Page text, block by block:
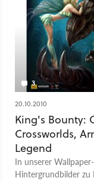
3
20.10.2010
King's Bounty:
Crossworlds,
Legend
In unserer
Hintergrundbilder zu